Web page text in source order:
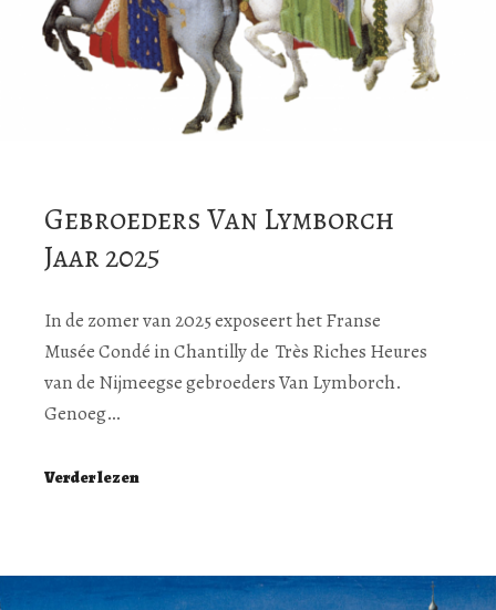
Gebroeders Van Lymborch
Jaar 2025
In de zomer van 2025 exposeert het Franse
Musée Condé in Chantilly de Très Riches Heures
van de Nijmeegse gebroeders Van Lymborch.
Genoeg…
Verder lezen